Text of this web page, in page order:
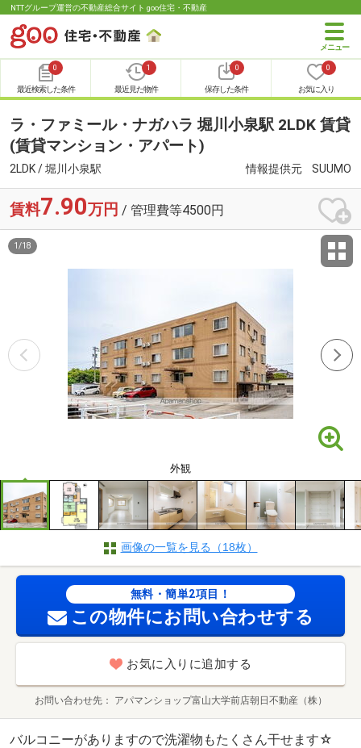
NTTグループ運営の不動産総合サイト goo住宅・不動産
0
最近検索した条件
1
最近見た物件
0
保存した条件
0
お気に入り
ラ・ファミール・ナガハラ 堀川小泉駅 2LDK 賃貸
(賃貸マンション・アパート)
2LDK / 堀川小泉駅 情報提供元 SUUMO
賃料7.90万円 / 管理費等4500円
外観
1 /18
画像の一覧を見る（18枚）
無料・簡単2項目！
この物件にお問い合わせする
お気に入りに追加する
お問い合わせ先 アパマンショップ富山大学前店朝日不動産（株）
バルコニーがありますので洗濯物もたくさん干せます☆